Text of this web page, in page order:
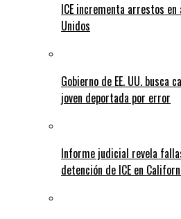
ICE incrementa arrestos
Unidos
Gobierno de EE. UU. busca
joven deportada por error
Informe judicial revela
detención de ICE en